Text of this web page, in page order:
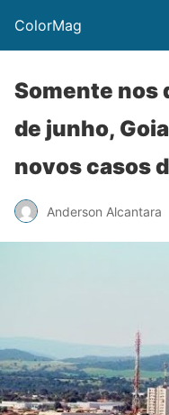
ColorMag
Somente nos
de junho,
novos casos
Anderson Alcantara